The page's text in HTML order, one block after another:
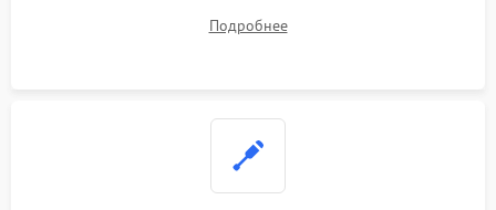
Подробнее